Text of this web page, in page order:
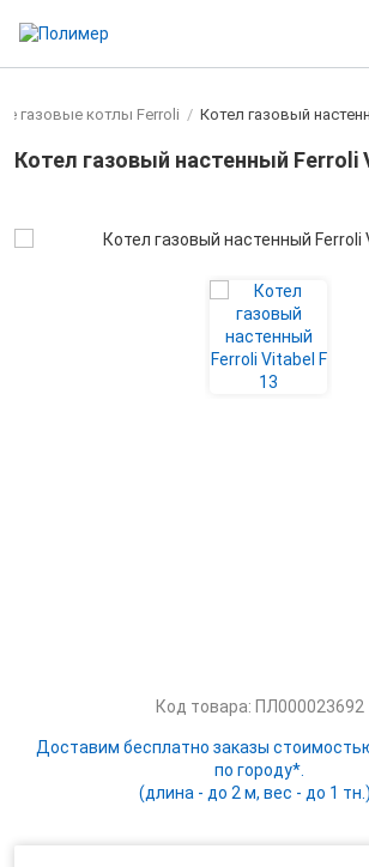
газовые котлы Ferroli / Котел газовый
Котел газовый настенный Ferroli
Код товара: ПЛ000023692
Доставим бесплатно заказы
по городу*.
(длина - до 2 м, вес - до 1